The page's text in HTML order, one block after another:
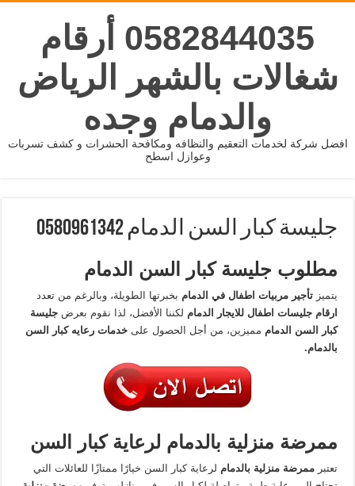
0582844035 أرقام
شغالات بالشهر الرياض
والدمام وجده
افضل شركة لخدمات التعقيم والنظافه ومكافحة الحشرات و كشف تسربات
وعوازل اسطح
جليسة كبار السن الدمام 0580961342
مطلوب جليسة كبار السن الدمام
يتميزتأجير مربيات اطفال في الدمام بخبرتها الطويلة، وبالرغم من تعدد
ارقام جليسات اطفال للايجار الدمام لكننا الأفضل، لذا نقوم بعرضجليسة
كبار السن الدمام مميزين، من أجل الحصول على خدمات رعايه كبار السن
بالدمام.
ممرضة منزلية بالدمام لرعاية كبار السن
تعتبرممرضة منزلية بالدمام لرعاية كبار السن خيارًا ممتازًا للعائلات التي